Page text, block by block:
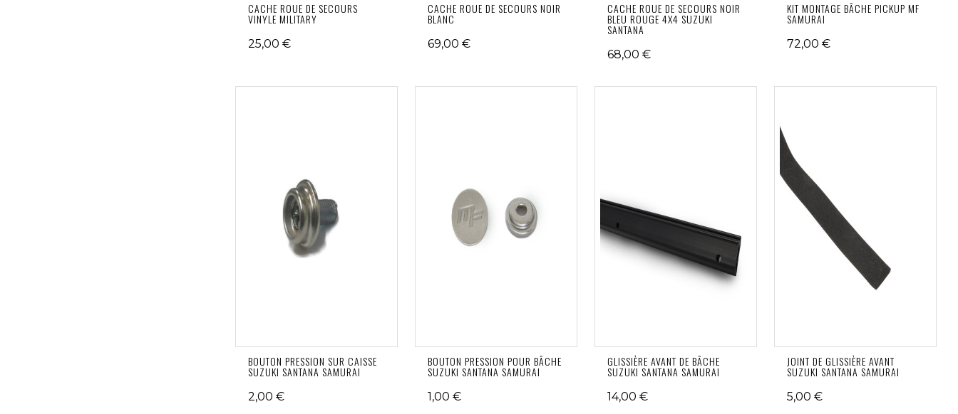
CACHE ROUE DE SECOURS
VINYLE MILITARY
25,00 €
CACHE ROUE DE SECOURS NOIR
BLANC
69,00 €
CACHE ROUE DE SECOURS NOIR
BLEU ROUGE 4X4 SUZUKI
SANTANA
68,00 €
KIT MONTAGE BÂCHE PICKUP MF
SAMURAI
72,00 €
BOUTON PRESSION SUR CAISSE
SUZUKI SANTANA SAMURAI
2,00 €
BOUTON PRESSION POUR BÂCHE
SUZUKI SANTANA SAMURAI
1,00 €
GLISSIÈRE AVANT DE BÂCHE
SUZUKI SANTANA SAMURAI
14,00 €
JOINT DE GLISSIÈRE AVANT
SUZUKI SANTANA SAMURAI
5,00 €